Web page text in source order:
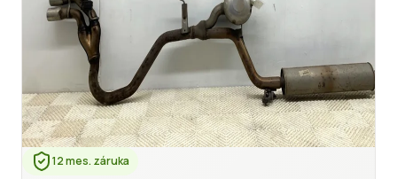
12 mes. záruka